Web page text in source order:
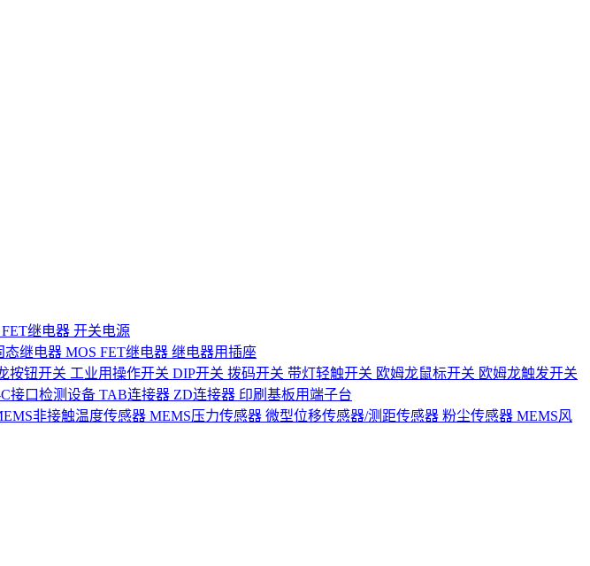
继电器 开关电源
态继电器 MOS FET继电器 继电器用插座
按钮开关 工业用操作开关 DIP开关 拨码开关 带灯轻触开关 欧姆龙鼠标开关 欧姆龙触发开关
接口检测设备 TAB连接器 ZD连接器 印刷基板用端子台
非接触温度传感器 MEMS压力传感器 微型位移传感器/测距传感器 粉尘传感器 MEMS风